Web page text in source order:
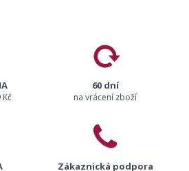
60 dní
na vrácení zboží
Zákaznická podpora